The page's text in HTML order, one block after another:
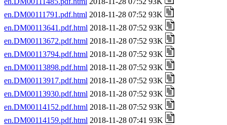
en.DM00111791.pdf.html 2018-11-28 07:52 93K
en.DM00113641.pdf.html 2018-11-28 07:52 93K
en.DM00113672.pdf.html 2018-11-28 07:52 93K
en.DM00113794.pdf.html 2018-11-28 07:52 93K
en.DM00113898.pdf.html 2018-11-28 07:52 93K
en.DM00113917.pdf.html 2018-11-28 07:52 93K
en.DM00113930.pdf.html 2018-11-28 07:52 93K
en.DM00114152.pdf.html 2018-11-28 07:52 93K
en.DM00114159.pdf.html 2018-11-28 07:41 93K